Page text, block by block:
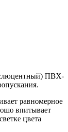
ПВХ-
равномерное
впитывает
цвета